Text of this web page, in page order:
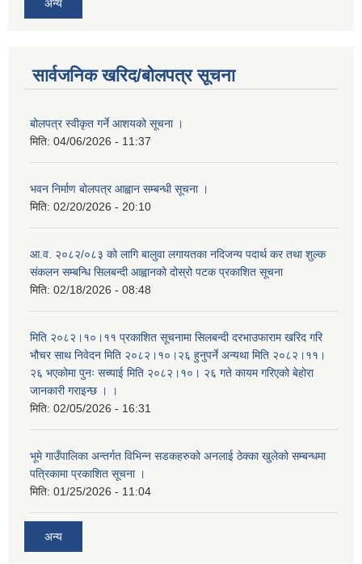
अन्य
सार्वजनिक खरिद/बोलपत्र सूचना
बोलपत्र स्वीकृत गर्ने आशयको सूचना ।
मिति: 04/06/2026 - 11:37
भवन निर्माण बोलपत्र आह्वान सम्बन्धी सूचना ।
मिति: 02/20/2026 - 20:10
आ.व. २०८२/०८३ को लागि बालुवा लगायतका नदिजन्य पदार्थ कर तथा शुल्क
संकलन सम्बन्धि सिलबन्दी आह्वानको दोस्रो पटक प्रकाशित सूचना
मिति: 02/18/2026 - 08:48
मिति २०८२।१०।११ प्रकाशित सूचनामा सिलबन्दी दरभाउफाराम खरिद गरि
भौचर साथ निवेदन मिति २०८२।१०।२६ हुनुपर्ने अन्यथा मिति २०८२।११।
२६ भएकोमा पुनः सच्याई मिति २०८२।१०। २६ गते कायम गरिएको बेहोरा
जानकारी गराइन्छ । ।
मिति: 02/05/2026 - 16:31
भूमे गाउँपालिका अन्तर्गत विभिन्न सडकहरुको अनलाई ठेक्का खुलेको सम्बन्धमा
पत्रिकामा प्रकाशित सूचना ।
मिति: 01/25/2026 - 11:04
अन्य